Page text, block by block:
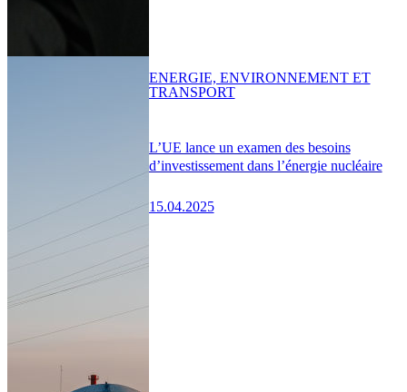
L’UE lance un examen des besoins
d’investissement dans l’énergie nucléaire
15.04.2025
ENERGIE, ENVIRONNEMENT ET
TRANSPORT